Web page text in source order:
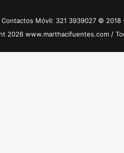
Contactos Móvil: 321 3939027 © 2018
2026 www.marthacifuentes.com /